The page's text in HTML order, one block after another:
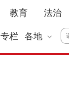
教育 法治
专栏 各地